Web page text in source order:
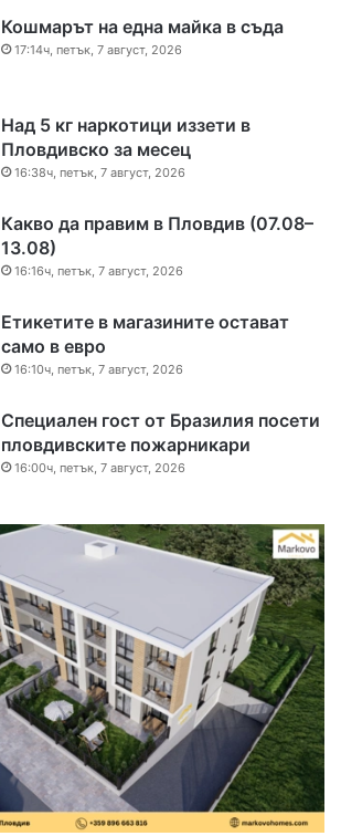
Кошмарът на една майка в съда
17:14ч, петък, 7 август, 2026
Над 5 кг наркотици иззети в
Пловдивско за месец
16:38ч, петък, 7 август, 2026
Какво да правим в Пловдив (07.08–
13.08)
16:16ч, петък, 7 август, 2026
Етикетите в магазините остават
само в евро
16:10ч, петък, 7 август, 2026
Специален гост от Бразилия посети
пловдивските пожарникари
16:00ч, петък, 7 август, 2026